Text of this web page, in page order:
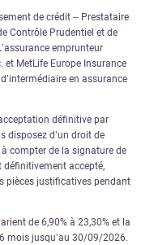
de crédit – Prestataire
Contrôle Prudentiel et de
emprunteur
et MetLife Europe Insurance
en assurance
définitive par
disposez d’un droit de
compter de la signature de
définitivement accepté,
pièces justificatives pendant
de 6,90% à 23,30% et la
mois jusqu’au 30/09/2026.